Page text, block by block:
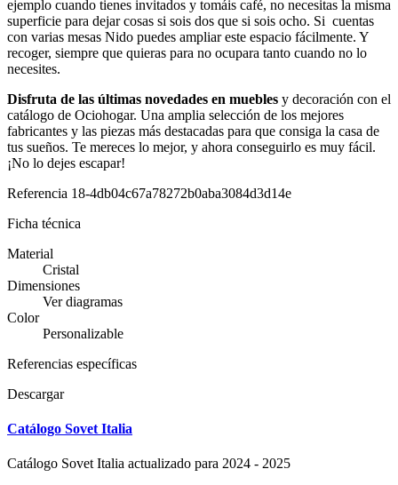
ejemplo cuando tienes invitados y tomáis café, no necesitas la misma
superficie para dejar cosas si sois dos que si sois ocho. Si cuentas
con varias mesas Nido puedes ampliar este espacio fácilmente. Y
recoger, siempre que quieras para no ocupara tanto cuando no lo
necesites.
Disfruta de las últimas novedades en muebles y decoración con el
catálogo de Ociohogar. Una amplia selección de los mejores
fabricantes y las piezas más destacadas para que consiga la casa de
tus sueños. Te mereces lo mejor, y ahora conseguirlo es muy fácil.
¡No lo dejes escapar!
Referencia 18-4db04c67a78272b0aba3084d3d14e
Ficha técnica
Material
Cristal
Dimensiones
Ver diagramas
Color
Personalizable
Referencias específicas
Descargar
Catálogo Sovet Italia
Catálogo Sovet Italia actualizado para 2024 - 2025